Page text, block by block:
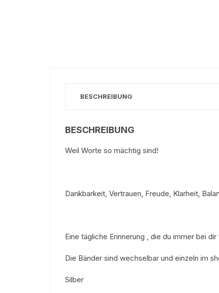
BESCHREIBUNG
BESCHREIBUNG
Weil Worte so mächtig sind!
Dankbarkeit, Vertrauen, Freude, Klarheit,
Eine tägliche Erinnerung , die du immer bei
Die Bänder sind wechselbar und einzeln im
Silber